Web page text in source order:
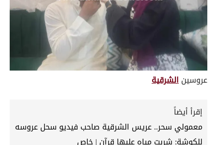
عروسينالشرقية
إقرأ أيضاً
معمولي سحر.. عريس الشرقية صاحب فيديو سحل عروسه
للكوشة: شربت مياه عليها قرآن | خاص